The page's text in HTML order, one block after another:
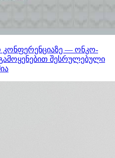
კონფერენციაზე — ონკო-
შესრულებული